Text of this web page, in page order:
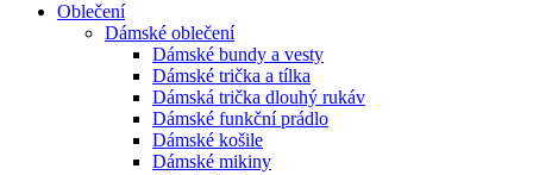
Oblečení
Dámské oblečení
Dámské bundy a vesty
Dámské trička a tílka
Dámská trička dlouhý rukáv
Dámské funkční prádlo
Dámské košile
Dámské mikiny